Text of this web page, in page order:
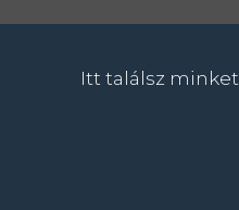
Itt találsz minket